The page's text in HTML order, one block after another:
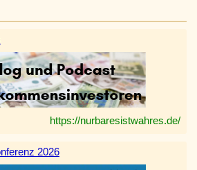
https://nurbaresistwahres.de/
2026